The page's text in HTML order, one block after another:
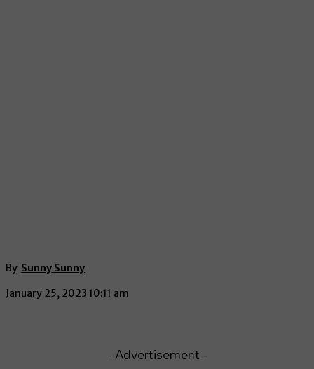
By Sunny Sunny
January 25, 2023 10:11 am
- Advertisement -